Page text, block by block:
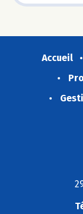
Accueil